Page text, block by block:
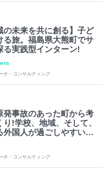
の未来を共に創る】子ど
る旅。福島県大熊町でサ
る実践型インターン!
チ・コンサルティング
発事故のあった町から考
!学校、地域、そして、
国人が過ごしやすいま
チ・コンサルティング